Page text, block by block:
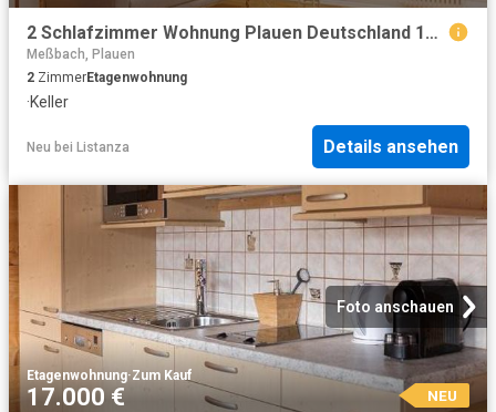
2 Schlafzimmer Wohnung Plauen Deutschland 104798617
Meßbach, Plauen
2 ZimmerEtagenwohnung
·Keller
Neu bei Listanza Details ansehen
Foto anschauen
Etagenwohnung·Zum Kauf
17.000 € NEU